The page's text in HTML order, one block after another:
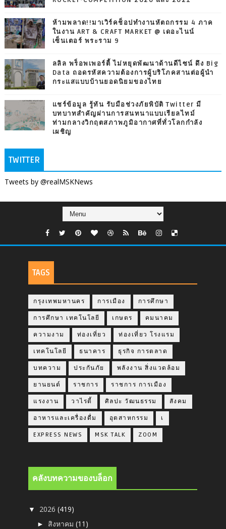
ห้ามพลาด!!มาเวิร์คช็อปทำงานหัตถกรรม 4 ภาค
ในงาน ART & CRAFT MARKET @ เดอะไนน์
เซ็นเตอร์ พระราม 9
ลลิล พร็อพเพอร์ตี้ ไม่หยุดพัฒนาด้านดีไซน์ ดึง Big
Data ถอดรหัสความต้องการผู้บริโภคสานต่อผู้นำ
กระแสแบบบ้านยอดนิยมของไทย
แชร์ข้อมูล รู้ทัน รับมือช่วงภัยพิบัติ Twitter มี
บทบาทสำคัญผ่านการสนทนาแบบเรียลไทม์
ท่ามกลางวิกฤตสภาพภูมิอากาศที่ทั่วโลกกำลัง
เผชิญ
TWITTER
Tweets by @realMSKNews
TAGS
กรุงเทพมหานคร การเมือง การศึกษา
การศึกษา เทคโนโลยี เกษตร คมนาคม
ความงาม ท่องเที่ยว ท่องเที่ยว โรงแรม
เทคโนโลยี ธนาคาร ธุรกิจ การตลาด
บทความ ประกันภัย พลังงาน สิ่งแวดล้อม
ยานยนต์ ราชการ ราชการ การเมือง
แรงงาน วาไรตี้ ศิลปะ วัฒนธรรม สังคม
อาหารและเครื่องดื่ม อุตสาหกรรม เ
EXPRESS NEWS MSK TALK ZOOM
คลังบทความของบล็อก
▼ 2026(419)
► สิงหาคม(11)